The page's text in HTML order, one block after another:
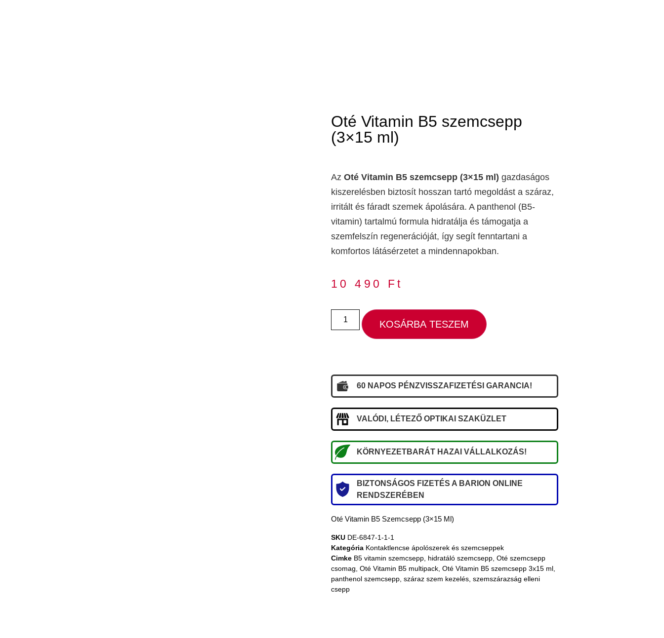
Oté Vitamin B5 szemcsepp
(3×15 ml)
Az Oté Vitamin B5 szemcsepp (3×15 ml) gazdaságos
kiszerelésben biztosít hosszan tartó megoldást a száraz,
irritált és fáradt szemek ápolására. A panthenol (B5-
vitamin) tartalmú formula hidratálja és támogatja a
szemfelszín regenerációját, így segít fenntartani a
komfortos látásérzetet a mindennapokban.
10 490 Ft
KOSÁRBA TESZEM
60 NAPOS PÉNZVISSZAFIZETÉSI GARANCIA!
VALÓDI, LÉTEZŐ OPTIKAI SZAKÜZLET
KÖRNYEZETBARÁT HAZAI VÁLLALKOZÁS!
BIZTONSÁGOS FIZETÉS A BARION ONLINE
RENDSZERÉBEN
Oté Vitamin B5 Szemcsepp (3×15 Ml)
SKU DE-6847-1-1-1
Kategória Kontaktlencse ápolószerek és szemcseppek
Cimke B5 vitamin szemcsepp hidratáló szemcsepp Oté szemcsepp
csomag Oté Vitamin B5 multipack Oté Vitamin B5 szemcsepp 3x15 ml
panthenol szemcsepp száraz szem kezelés szemszárazság elleni
csepp